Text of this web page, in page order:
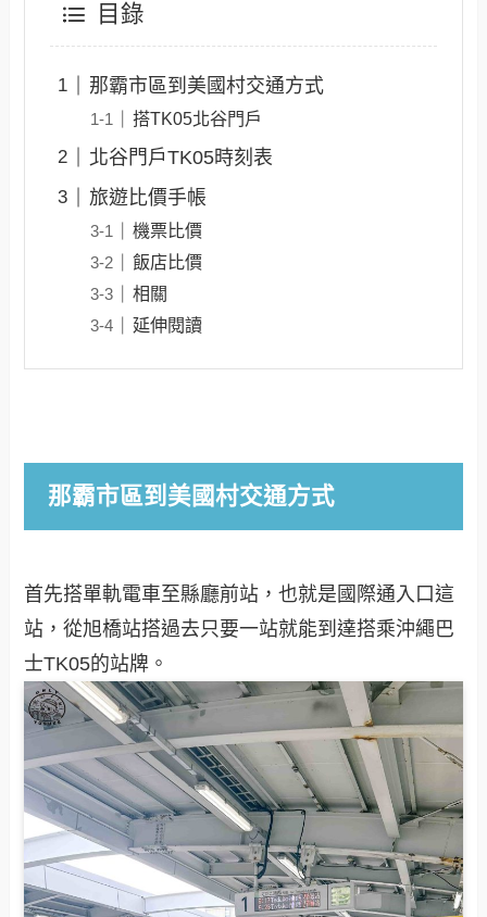
目錄
那霸市區到美國村交通方式
搭TK05北谷門戶
北谷門戶TK05時刻表
旅遊比價手帳
機票比價
飯店比價
相關
延伸閱讀
那霸市區到美國村交通方式
首先搭單軌電車至縣廳前站，也就是國際通入口這
站，從旭橋站搭過去只要一站就能到達搭乘沖繩巴
士TK05的站牌。